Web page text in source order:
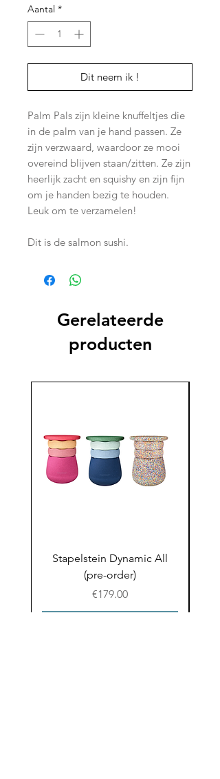
Aantal *
Dit neem ik !
Palm Pals zijn kleine knuffeltjes die
in de palm van je hand passen. Ze
zijn verzwaard, waardoor ze mooi
overeind blijven staan/zitten. Ze zijn
heerlijk zacht en squishy en zijn fijn
om je handen bezig te houden.
Leuk om te verzamelen!
Dit is de salmon sushi.
Gerelateerde
producten
Stapelstein Dynamic All
(pre-order)
Prijs
€179.00